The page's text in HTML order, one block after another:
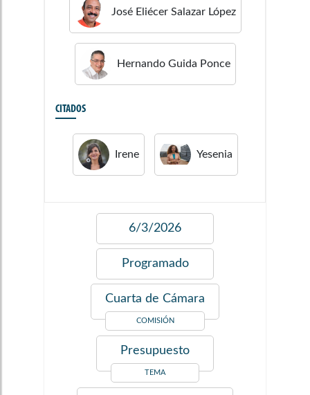
José Eliécer Salazar López
Hernando Guida Ponce
CITADOS
Irene Yesenia
6/3/2026
Programado
Cuarta de Cámara
COMISIÓN
Presupuesto
TEMA